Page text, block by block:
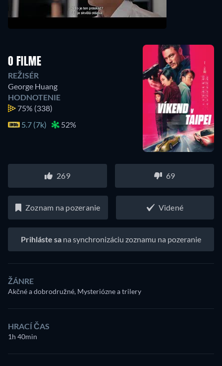
O FILME
REŽISÉR
George Huang
HODNOTENIE
75% (338)
5.7 (7k)
52%
269 69
Zoznam na pozeranie Videné
Prihláste sa na synchronizáciu zoznamu na pozeranie
ŽÁNRE
Akčné a dobrodružné, Mysteriózne a trilery
HRACÍ ČAS
1h 40min